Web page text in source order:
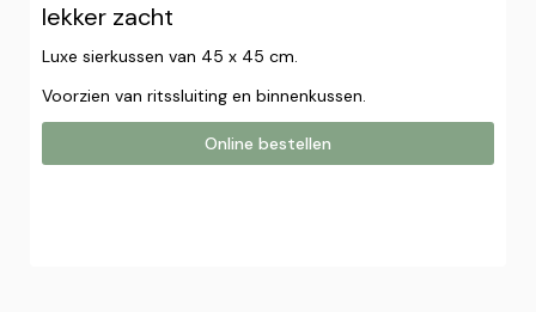
lekker zacht
Luxe sierkussen van 45 x 45 cm.
Voorzien van ritssluiting en binnenkussen.
Online bestellen